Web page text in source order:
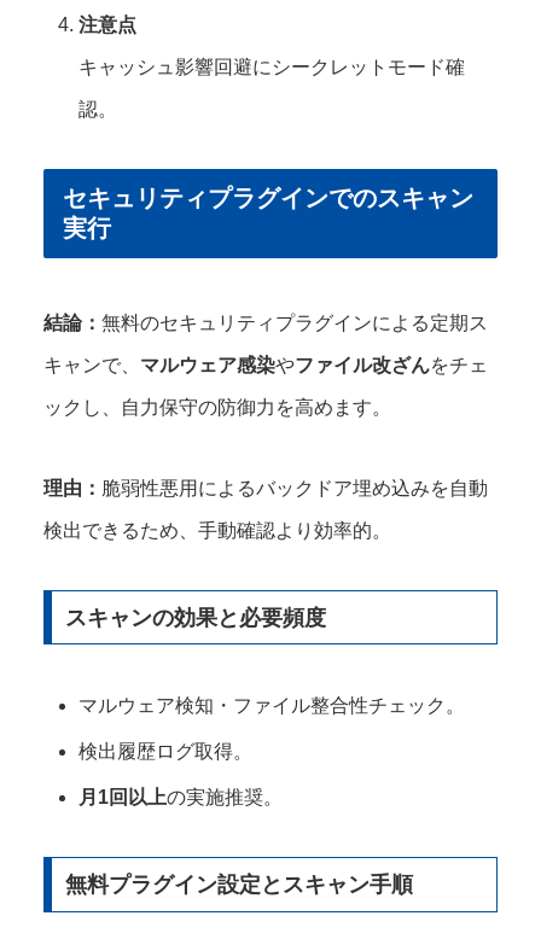
注意点
キャッシュ影響回避にシークレットモード確
認。
セキュリティプラグインでのスキャン
実行
結論： 無料のセキュリティプラグインによる定期ス
キャンで、 マルウェア感染やファイル改ざんをチェ
ックし、自力保守の防御力を高めます。
理由： 脆弱性悪用によるバックドア埋め込みを自動
検出できるため、手動確認より効率的。
スキャンの効果と必要頻度
マルウェア検知・ファイル整合性チェック。
検出履歴ログ取得。
月1回以上の実施推奨。
無料プラグイン設定とスキャン手順